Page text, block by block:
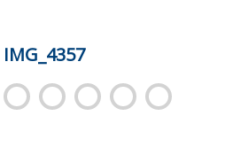
IMG_4357